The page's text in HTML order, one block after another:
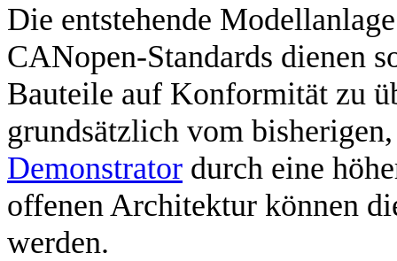
Die entstehende
CANopen-Standards dienen
Bauteile auf Konformität zu
grundsätzlich vom
Demonstrator durch eine
offenen Architektur können
werden.